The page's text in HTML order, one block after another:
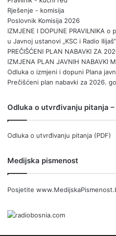
Rješenje - komisija
Poslovnik Komisija 2026
IZMJENE I DOPUNE PRAVILNIKA
u Javnoj ustanovi „KSC i Radio Ilijaš“
PREČIŠĆENI PLAN NABAVKI ZA
IZMJENA PLAN JAVNIH NABAVKI
Odluka o izmjeni i dopuni Plana
Prečišćeni plan nabavki za 2026.
Odluka o utvrđivanju pitanja
Odluka o utvrđivanju pitanja (PDF)
Medijska pismenost
Posjetite